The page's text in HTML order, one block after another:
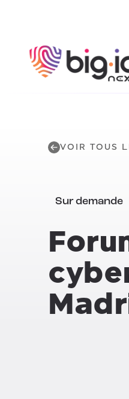
VOIR TOUS
Sur demande